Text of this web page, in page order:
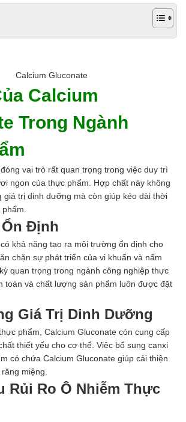
trọng
Calcium Gluconate
Calcium
Trong Ngành
vai trò rất quan trọng trong việc duy trì
ngon của thực phẩm. Hợp chất này không
giá trị dinh dưỡng mà còn giúp kéo dài thời
Định
khả năng tạo ra môi trường ổn định cho
chặn sự phát triển của vi khuẩn và nấm
quan trọng trong ngành công nghiệp thực
toàn và chất lượng sản phẩm luôn được đặt
Giá Trị Dinh Dưỡng
phẩm, Calcium Gluconate còn cung cấp
thiết yếu cho cơ thể. Việc bổ sung canxi
có chứa Calcium Gluconate giúp cải thiện
miệng.
Rủi Ro Ô Nhiễm Thực